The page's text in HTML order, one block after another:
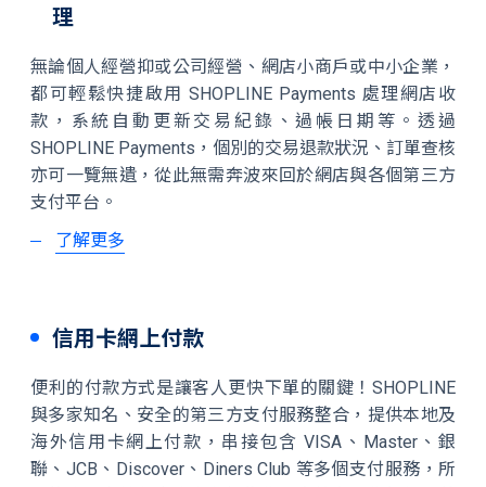
理
無論個人經營抑或公司經營、網店小商戶或中小企業，
都可輕鬆快捷啟用 SHOPLINE Payments 處理網店收
款，系統自動更新交易紀錄、過帳日期等。透過
SHOPLINE Payments，個別的交易退款狀況、訂單查核
亦可一覽無遺，從此無需奔波來回於網店與各個第三方
支付平台。
了解更多
信用卡網上付款
便利的付款方式是讓客人更快下單的關鍵！SHOPLINE
與多家知名、安全的第三⽅支付服務整合，提供本地及
海外信用卡網上付款，串接包含 VISA、Master、銀
聯、JCB、Discover、Diners Club 等多個支付服務，所